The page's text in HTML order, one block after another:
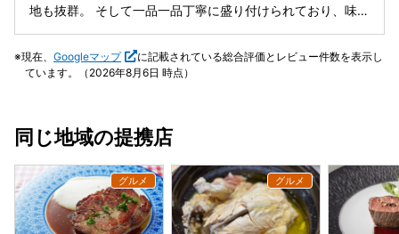
地も抜群。 そして一品一品丁寧に盛り付けられており、味も
ペペロンチーノを頼みました。 オリーブとにんにくのバラン
スがちょうどよかった。。！ そして最後のバスクチーズケー
現在、 Googleマップ
に記載されている総合評価とレビュー件数を表示し
ています。（2026年8月6日 時点）
同じ地域の提携店